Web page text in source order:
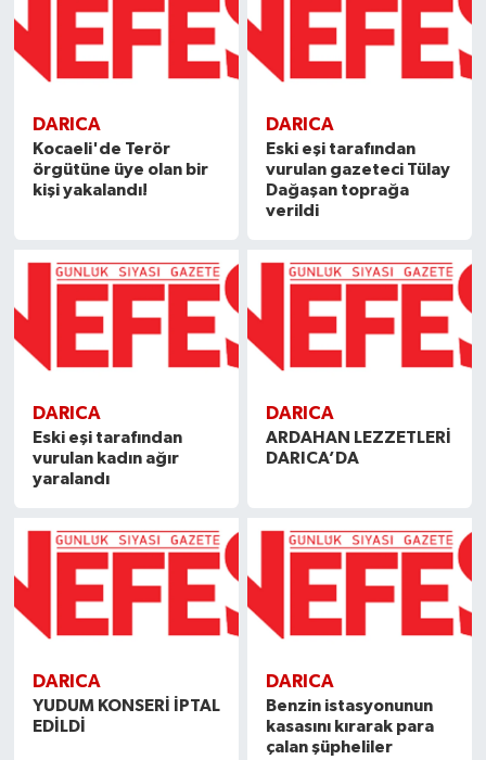
DARICA
Kocaeli'de Terör
örgütüne üye olan bir
kişi yakalandı!
DARICA
Eski eşi tarafından
vurulan gazeteci Tülay
Dağaşan toprağa
verildi
DARICA
Eski eşi tarafından
vurulan kadın ağır
yaralandı
DARICA
ARDAHAN LEZZETLERİ
DARICA’DA
DARICA
YUDUM KONSERİ İPTAL
EDİLDİ
DARICA
Benzin istasyonunun
kasasını kırarak para
çalan şüpheliler